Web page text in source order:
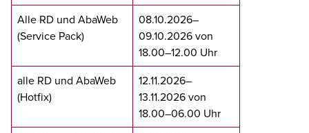
Alle RD und AbaWeb
(Service Pack)
08.10.2026–
09.10.2026 von
18.00–12.00 Uhr
alle RD und AbaWeb
(Hotfix)
12.11.2026–
13.11.2026 von
18.00–06.00 Uhr